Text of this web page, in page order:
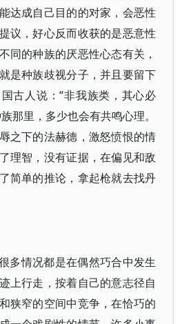
达成自己目的的对家，会恶性
议，好心反而收获的是恶意性
同的种族的厌恶性心态有关，
是种族歧视分子，并且要留下
古人说：“非我族类，其心必
那里，多少也会有共鸣心理。
之下的法赫德，激怒愤恨的情
理智，没有证据，在偏见和敌
简单的推论，拿起枪就去找丹
多情况都是在偶然巧合中发生
上行走，按着自己的意志径自
狭窄的空间中竞争，在恰巧的